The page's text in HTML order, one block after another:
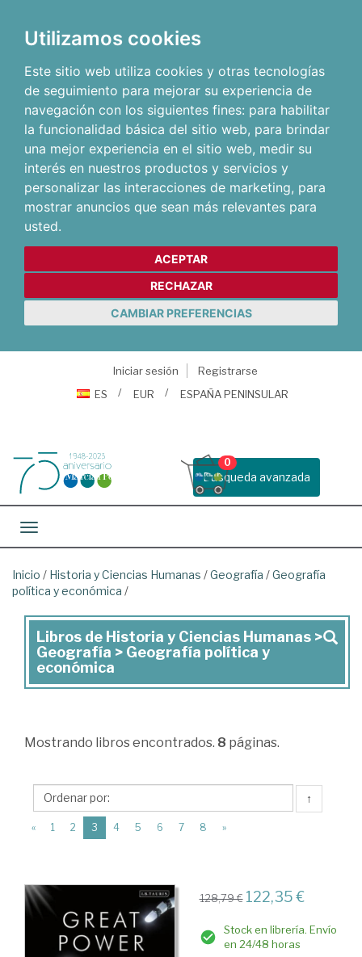
Utilizamos cookies
Este sitio web utiliza cookies y otras tecnologías
de seguimiento para mejorar su experiencia de
navegación con los siguientes fines: para habilitar
la funcionalidad básica del sitio web, para brindar
una mejor experiencia en el sitio web, medir su
interés en nuestros productos y servicios y
personalizar las interacciones de marketing, para
mostrar anuncios que sean más relevantes para
usted.
ACEPTAR
RECHAZAR
CAMBIAR PREFERENCIAS
Iniciar sesión
Registrarse
ES
EUR ESPAÑA PENINSULAR
Busqueda avanzada
0
Toggle navigation
Inicio / Historia y Ciencias Humanas /Geografía /Geografía
política y económica /
Libros
de
Historia
Ciencias
>
Geografía
política
y
económica
Libros de Historia y Ciencias Humanas >
Geografía > Geografía política y
económica
Mostrando libros encontrados. 8 páginas.
↑
« 1 2 3 (current)
4 5 6 7 8 »
128,79 € 122,35 €
Stock en librería. Envío
en 24/48 horas